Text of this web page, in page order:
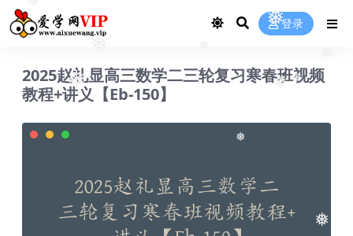
❅
❅
❅
❅
❅
❅
❅ 登录
2025赵礼显高三数学二三轮复习寒春班视频
教程+讲义【Eb-150】